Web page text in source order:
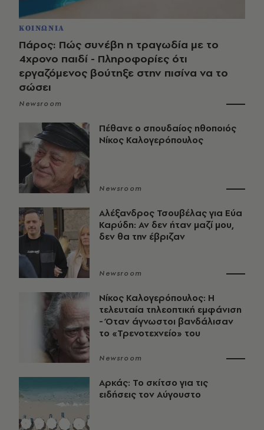
ΚΟΙΝΩΝΙΑ
Πάρος: Πώς συνέβη η τραγωδία με το
4χρονο παιδί - Πληροφορίες ότι
εργαζόμενος βούτηξε στην πισίνα να το
σώσει
Newsroom
Πέθανε ο σπουδαίος ηθοποιός
Νίκος Καλογερόπουλος
Newsroom
Αλέξανδρος Τσουβέλας για Εύα
Καρύδη: Αν δεν ήταν μαζί μου,
δεν θα την έβριζαν
Newsroom
Νίκος Καλογερόπουλος: Η
τελευταία τηλεοπτική εμφάνιση
- Όταν άγνωστοι βανδάλισαν
το «Τρενοτεχνείο» του
Newsroom
Αρκάς: Το σκίτσο για τις
ειδήσεις τον Αύγουστο